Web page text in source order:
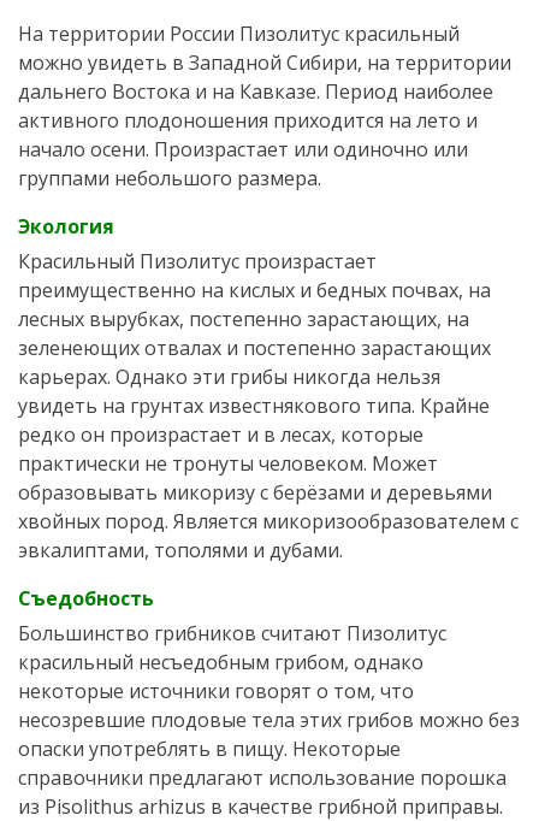
На территории России Пизолитус красильный
можно увидеть в Западной Сибири, на территории
дальнего Востока и на Кавказе. Период наиболее
активного плодоношения приходится на лето и
начало осени. Произрастает или одиночно или
группами небольшого размера.
Экология
Красильный Пизолитус произрастает
преимущественно на кислых и бедных почвах, на
лесных вырубках, постепенно зарастающих, на
зеленеющих отвалах и постепенно зарастающих
карьерах. Однако эти грибы никогда нельзя
увидеть на грунтах известнякового типа. Крайне
редко он произрастает и в лесах, которые
практически не тронуты человеком. Может
образовывать микоризу с берёзами и деревьями
хвойных пород. Является микоризообразователем с
эвкалиптами, тополями и дубами.
Съедобность
Большинство грибников считают Пизолитус
красильный несъедобным грибом, однако
некоторые источники говорят о том, что
несозревшие плодовые тела этих грибов можно без
опаски употреблять в пищу. Некоторые
справочники предлагают использование порошка
из Pisolithus arhizus в качестве грибной приправы.